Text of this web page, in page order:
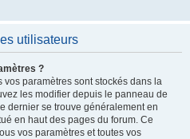
utilisateurs
?
paramètres sont stockés dans la
les modifier depuis le panneau de
dernier se trouve généralement en
en haut des pages du forum. Ce
vos paramètres et toutes vos